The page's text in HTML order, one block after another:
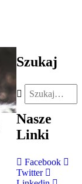
Szukaj
Nasze
Linki
Facebook
Twitter